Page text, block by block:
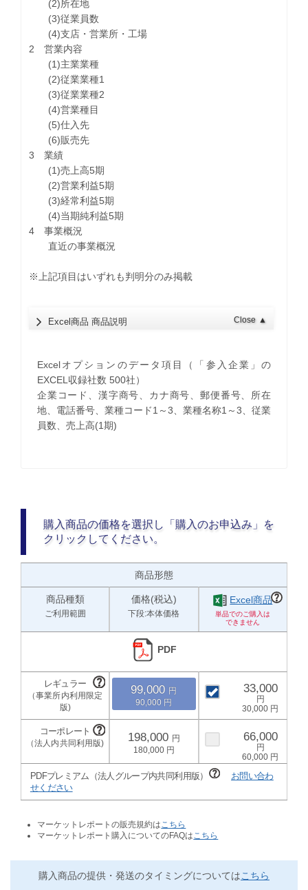
(2)所在地
(3)従業員数
(4)支店・営業所・工場
2 営業内容
(1)主業業種
(2)従業業種1
(3)従業業種2
(4)営業種目
(5)仕入先
(6)販売先
3 業績
(1)売上高5期
(2)営業利益5期
(3)経常利益5期
(4)当期純利益5期
4 事業概況
直近の事業概況
※上記項目はいずれも判明分のみ掲載
Excel商品 商品説明 Close ▲
Excelオプションのデータ項目（「参入企業」の
EXCEL収録社数 500社）
企業コード、漢字商号、カナ商号、郵便番号、所在
地、電話番号、業種コード1～3、業種名称1～3、従業
員数、売上高(1期)
購入商品の価格を選択し「購入のお申込み」を
クリックしてください。
商品形態
商品種類
ご利用範囲
価格(税込)
下段:本体価格
Excel商品
PDF
99,000
90,000
33,000
30,000
198,000
180,000
66,000
60,000
PDFプレミアム（法人グループ内共同利用版）
お問い合わ
せください
マーケットレポートの販売規約は こちら
マーケットレポート購入についてのFAQは こちら
購入商品の提供・発送のタイミングについてはこちら